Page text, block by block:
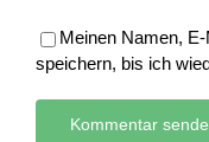
Meinen Namen,
speichern, bis ich